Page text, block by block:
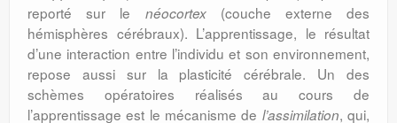
reporté sur le néocortex (couche externe des
hémisphères cérébraux). L’apprentissage, le résultat
d’une interaction entre l’individu et son environnement,
repose aussi sur la plasticité cérébrale. Un des
schèmes opératoires réalisés au cours de
l’apprentissage est le mécanisme de l’assimilation, qui,